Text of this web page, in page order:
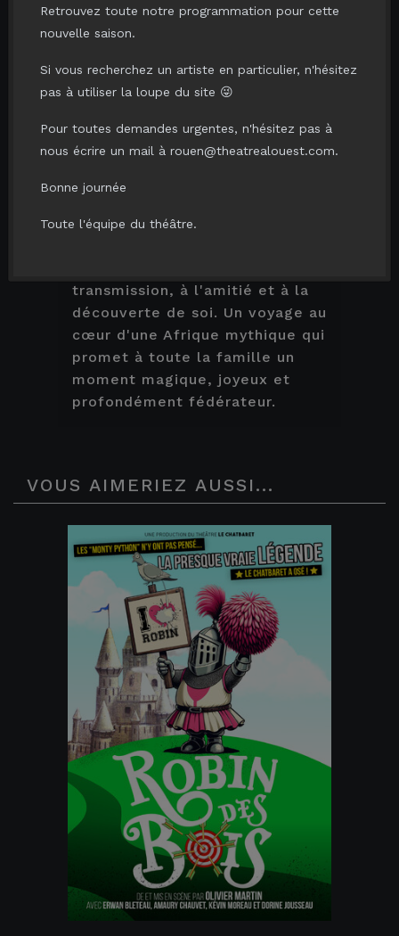
Sur sa route, il rencontre des
drôles, étonnants et
profondément attachants. Ces
grandir, à comprendre qui il est
vraiment… et à trouver la force
de reconquérir son héritage.
prouesses visuelles, LION, LE
transmission, à l'amitié et à la
découverte de soi. Un voyage au
cœur d'une Afrique mythique qui
promet à toute la famille un
moment magique, joyeux et
profondément fédérateur.
VOUS AIMERIEZ AUSSI...
Retrouvez toute notre programmation pour cette
nouvelle saison.
Si vous recherchez un artiste en particulier, n'hésitez
pas à utiliser la loupe du site 😜
Pour toutes demandes urgentes, n'hésitez pas à
nous écrire un mail à rouen@theatrealouest.com.
Bonne journée
Toute l'équipe du théâtre.